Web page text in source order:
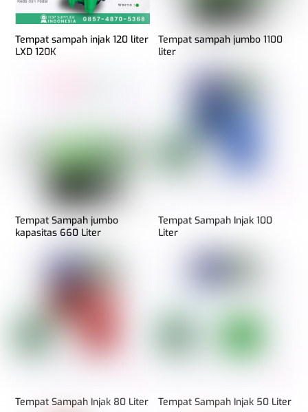
Tempat sampah injak 120 liter
LXD 120K
Tempat sampah jumbo 1100
liter
Tempat Sampah jumbo
kapasitas 660 Liter
Tempat Sampah Injak 100
Liter
Tempat Sampah Injak 80 Liter Tempat Sampah Injak 50 Liter